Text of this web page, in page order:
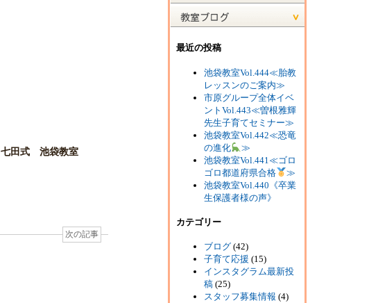
最近の投稿
池袋教室Vol.444≪胎教
レッスンのご案内≫
市原グループ全体イベ
ントVol.443≪曽根雅輝
先生子育てセミナー≫
池袋教室Vol.442≪恐竜
の進化
≫
池袋教室Vol.441≪ゴロ
ゴロ都道府県合格
≫
池袋教室Vol.440《卒業
生保護者様の声》
カテゴリー
ブログ (42)
子育て応援 (15)
インスタグラム最新投
稿 (25)
スタッフ募集情報 (4)
七田式 池袋教室
次の記事